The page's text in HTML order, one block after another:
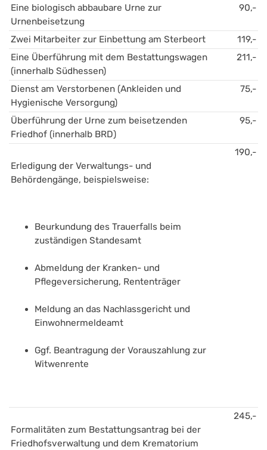
Eine biologisch abbaubare Urne zur
Urnenbeisetzung
90,-
Zwei Mitarbeiter zur Einbettung am Sterbeort
119,-
Eine Überführung mit dem Bestattungswagen
(innerhalb Südhessen)
211,-
Dienst am Verstorbenen (Ankleiden und
Hygienische Versorgung)
75,-
Überführung der Urne zum beisetzenden
Friedhof (innerhalb BRD)
95,-
Erledigung der Verwaltungs- und
Behördengänge, beispielsweise:
Beurkundung des Trauerfalls beim
zuständigen Standesamt
Abmeldung der Kranken- und
Pflegeversicherung, Rententräger
Meldung an das Nachlassgericht und
Einwohnermeldeamt
Ggf. Beantragung der Vorauszahlung zur
Witwenrente
190,-
Formalitäten zum Bestattungsantrag bei der
Friedhofsverwaltung und dem Krematorium
245,-